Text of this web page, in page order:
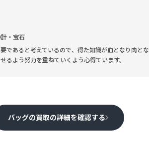
・宝石
であると考えているので、得た知識が血となり肉と
るよう努力を重ねていくよう心得ています。
バッグの買取の詳細を確認する